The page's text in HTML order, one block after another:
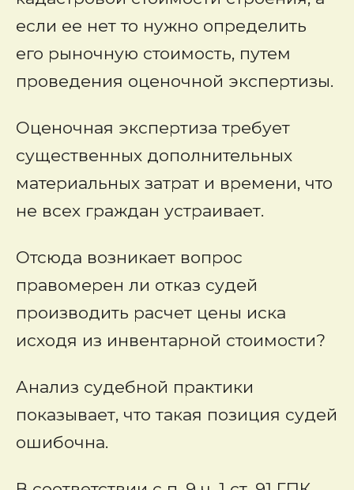
если ее нет то нужно определить
его рыночную стоимость, путем
проведения оценочной экспертизы.
Оценочная экспертиза требует
существенных дополнительных
материальных затрат и времени, что
не всех граждан устраивает.
Отсюда возникает вопрос
правомерен ли отказ судей
производить расчет цены иска
исходя из инвентарной стоимости?
Анализ судебной практики
показывает, что такая позиция судей
ошибочна.